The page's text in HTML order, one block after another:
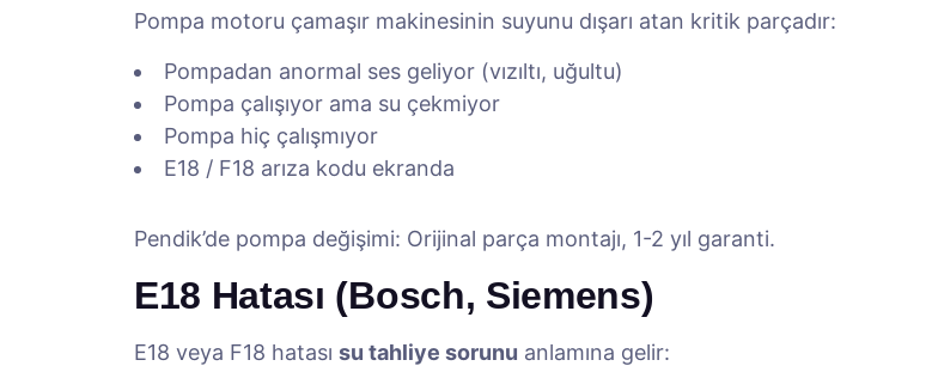
Pompa motoru çamaşır makinesinin suyunu dışarı atan kritik parçadır:
Pompadan anormal ses geliyor (vızıltı, uğultu)
Pompa çalışıyor ama su çekmiyor
Pompa hiç çalışmıyor
E18 / F18 arıza kodu ekranda
Pendik’de pompa değişimi: Orijinal parça montajı, 1-2 yıl garanti.
E18 Hatası (Bosch, Siemens)
E18 veya F18 hatası su tahliye sorunu anlamına gelir: